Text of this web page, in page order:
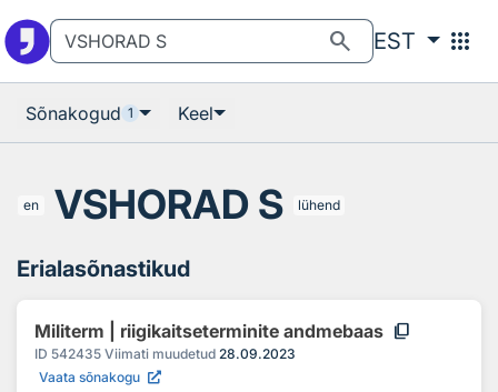
search EST apps
Sõnakogud 1 Keel
en VSHORAD S lühend
Erialasõnastikud
Militerm | riigikaitseterminite andmebaas content_copy
ID 542435 Viimati muudetud 28.09.2023
Vaata sõnakogu